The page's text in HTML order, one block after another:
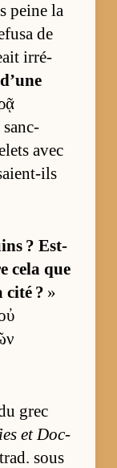
peine la
de
ir­ré­
sanc­
avec
ils
? Est-
cela que
cité ? »
grec
et Doc­
sous